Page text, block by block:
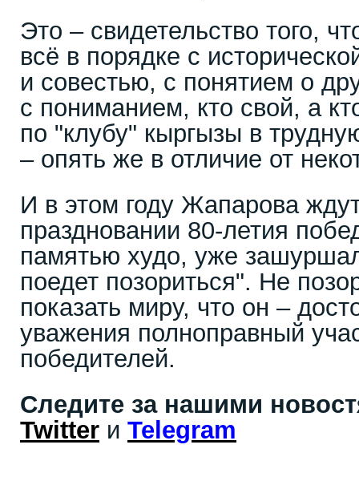
Это – свидетельство того,
всё в порядке с
и совестью, с понятием о
с пониманием, кто свой, а
по "клубу" кыргызы в
– опять же в отличие от
И в этом году Жапарова
праздновании 80-летия
памятью худо, уже
поедет позориться". Не
показать миру, что он –
уважения полноправный
победителей.
Следите за нашими
Twitter и Telegram